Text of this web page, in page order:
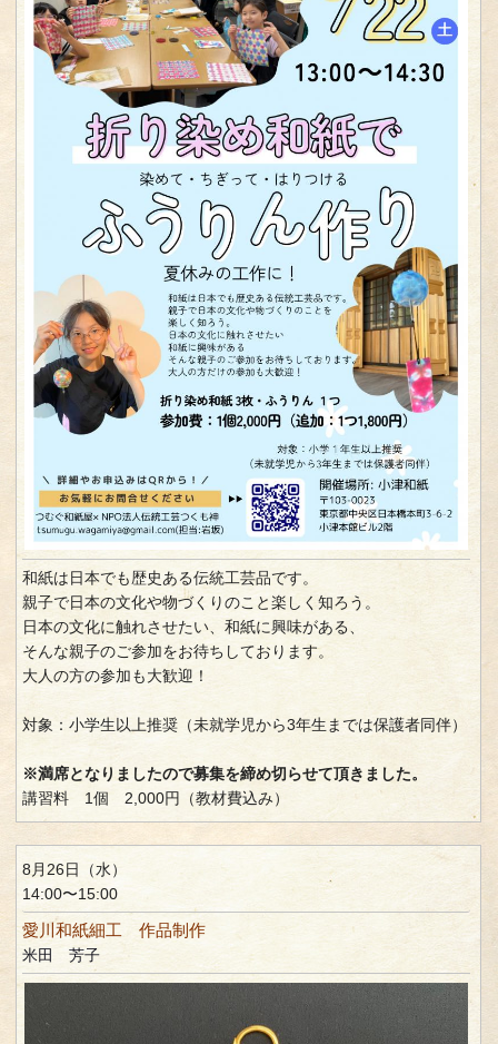
和紙は日本でも歴史ある伝統工芸品です。
親子で日本の文化や物づくりのこと楽しく知ろう。
日本の文化に触れさせたい、和紙に興味がある、
そんな親子のご参加をお待ちしております。
大人の方の参加も大歓迎！
対象：小学生以上推奨（未就学児から3年生までは保護者同伴）
※満席となりましたので募集を締め切らせて頂きました。
講習料 1個 2,000円（教材費込み）
8月26日（水）
14:00〜15:00
愛川和紙細工 作品制作
米田 芳子